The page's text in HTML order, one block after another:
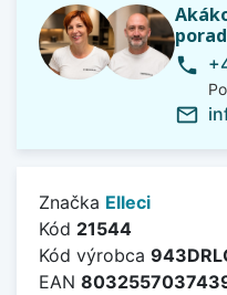
phone
mail_outline
Značka Elleci
Kód 21544
Kód výrobca
EAN